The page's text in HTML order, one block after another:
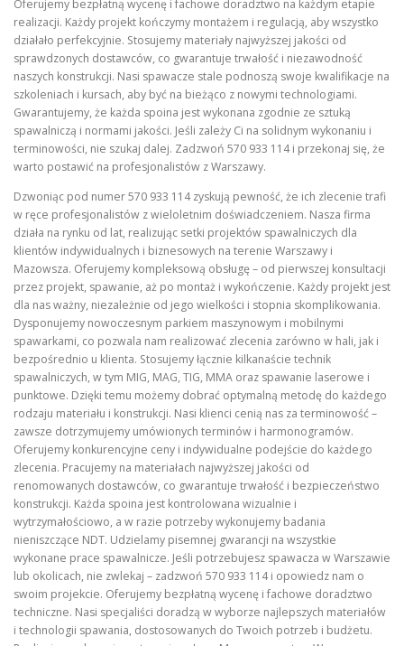
Oferujemy bezpłatną wycenę i fachowe doradztwo na każdym etapie
realizacji. Każdy projekt kończymy montażem i regulacją, aby wszystko
działało perfekcyjnie. Stosujemy materiały najwyższej jakości od
sprawdzonych dostawców, co gwarantuje trwałość i niezawodność
naszych konstrukcji. Nasi spawacze stale podnoszą swoje kwalifikacje na
szkoleniach i kursach, aby być na bieżąco z nowymi technologiami.
Gwarantujemy, że każda spoina jest wykonana zgodnie ze sztuką
spawalniczą i normami jakości. Jeśli zależy Ci na solidnym wykonaniu i
terminowości, nie szukaj dalej. Zadzwoń 570 933 114 i przekonaj się, że
warto postawić na profesjonalistów z Warszawy.
Dzwoniąc pod numer 570 933 114 zyskują pewność, że ich zlecenie trafi
w ręce profesjonalistów z wieloletnim doświadczeniem. Nasza firma
działa na rynku od lat, realizując setki projektów spawalniczych dla
klientów indywidualnych i biznesowych na terenie Warszawy i
Mazowsza. Oferujemy kompleksową obsługę – od pierwszej konsultacji
przez projekt, spawanie, aż po montaż i wykończenie. Każdy projekt jest
dla nas ważny, niezależnie od jego wielkości i stopnia skomplikowania.
Dysponujemy nowoczesnym parkiem maszynowym i mobilnymi
spawarkami, co pozwala nam realizować zlecenia zarówno w hali, jak i
bezpośrednio u klienta. Stosujemy łącznie kilkanaście technik
spawalniczych, w tym MIG, MAG, TIG, MMA oraz spawanie laserowe i
punktowe. Dzięki temu możemy dobrać optymalną metodę do każdego
rodzaju materiału i konstrukcji. Nasi klienci cenią nas za terminowość –
zawsze dotrzymujemy umówionych terminów i harmonogramów.
Oferujemy konkurencyjne ceny i indywidualne podejście do każdego
zlecenia. Pracujemy na materiałach najwyższej jakości od
renomowanych dostawców, co gwarantuje trwałość i bezpieczeństwo
konstrukcji. Każda spoina jest kontrolowana wizualnie i
wytrzymałościowo, a w razie potrzeby wykonujemy badania
nieniszczące NDT. Udzielamy pisemnej gwarancji na wszystkie
wykonane prace spawalnicze. Jeśli potrzebujesz spawacza w Warszawie
lub okolicach, nie zwlekaj – zadzwoń 570 933 114 i opowiedz nam o
swoim projekcie. Oferujemy bezpłatną wycenę i fachowe doradztwo
techniczne. Nasi specjaliści doradzą w wyborze najlepszych materiałów
i technologii spawania, dostosowanych do Twoich potrzeb i budżetu.